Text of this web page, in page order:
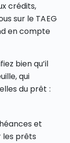
crédits,
sur le TAEG
en compte
bien qu’il
qui
du prêt :
et
les prêts